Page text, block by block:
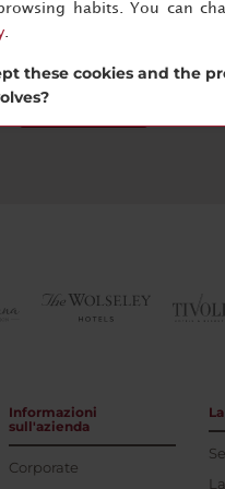
Iscriviti ora
Informazioni
sull'azienda
Corporate
habits. You can
.
these cookies and the